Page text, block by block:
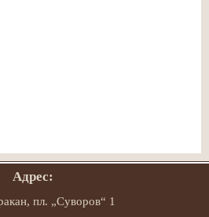
Адрес:
пл. „Суворов“ 1